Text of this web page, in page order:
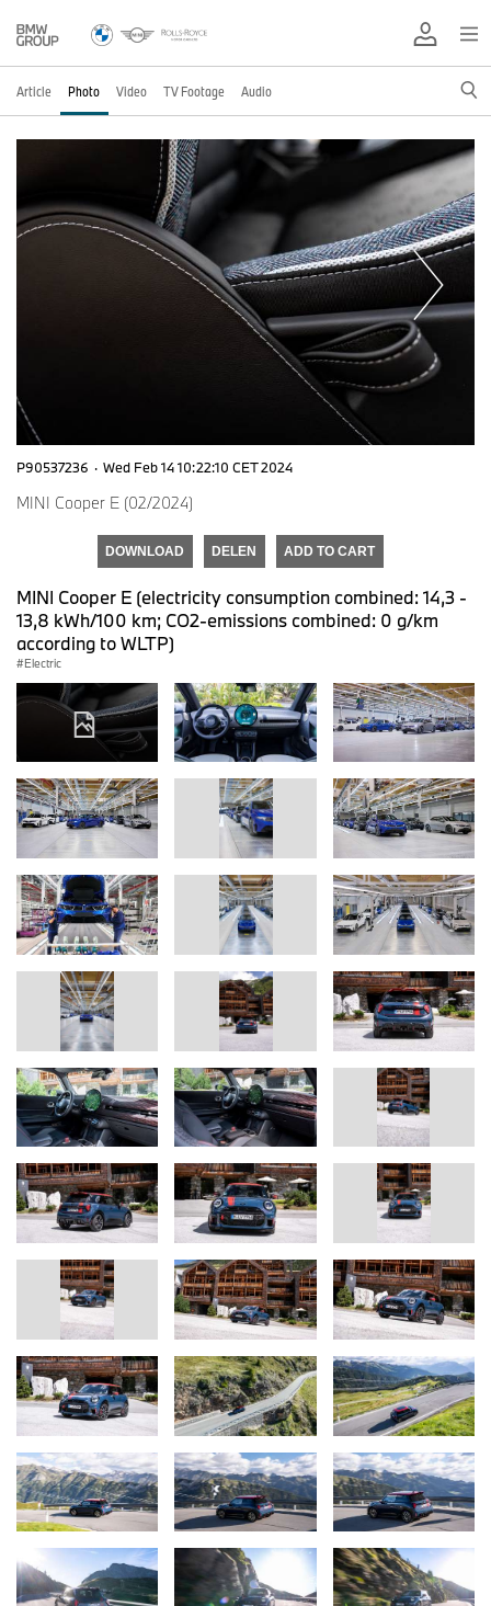
Article Photo Video TV Footage Audio
P90537236 · Wed Feb 14 10:22:10 CET 2024
MINI Cooper E (02/2024)
DOWNLOAD DELEN ADD TO CART
MINI Cooper E (electricity consumption combined: 14,3 -
13,8 kWh/100 km; CO2-emissions combined: 0 g/km
according to WLTP)
Electric